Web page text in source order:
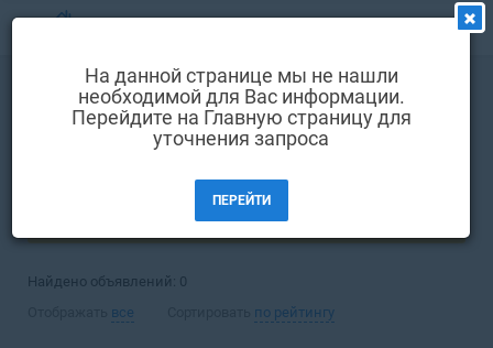
Выбрать язык
Вход и регистрация
Комментарии к объявления
Как добавить объявление
Покупка Квартира
ФИЛЬТРЫ (1)
Найдено объявлений: 0
все по рейтингу
На данной странице мы не нашли
необходимой для Вас информации.
Перейдите на Главную страницу для
уточнения запроса
ПЕРЕЙТИ